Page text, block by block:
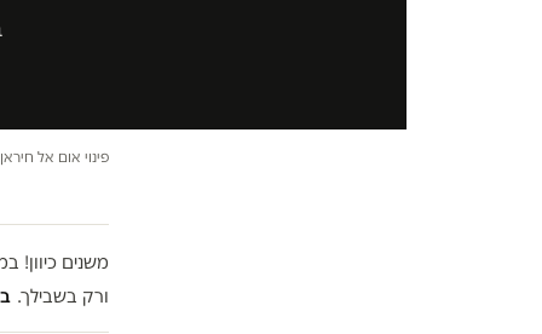
פינוי אום אל חיראן בנובמבר
משנים
ורק בשבילך.